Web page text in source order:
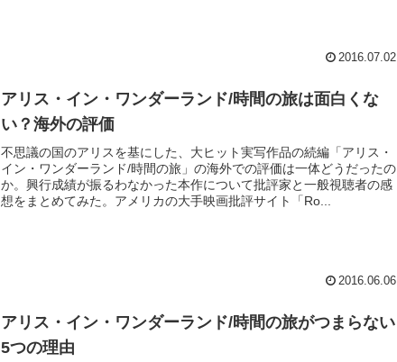
2016.07.02
アリス・イン・ワンダーランド/時間の旅は面白くな
い？海外の評価
不思議の国のアリスを基にした、大ヒット実写作品の続編「アリス・
イン・ワンダーランド/時間の旅」の海外での評価は一体どうだったの
か。興行成績が振るわなかった本作について批評家と一般視聴者の感
想をまとめてみた。アメリカの大手映画批評サイト「Ro...
2016.06.06
アリス・イン・ワンダーランド/時間の旅がつまらない
5つの理由